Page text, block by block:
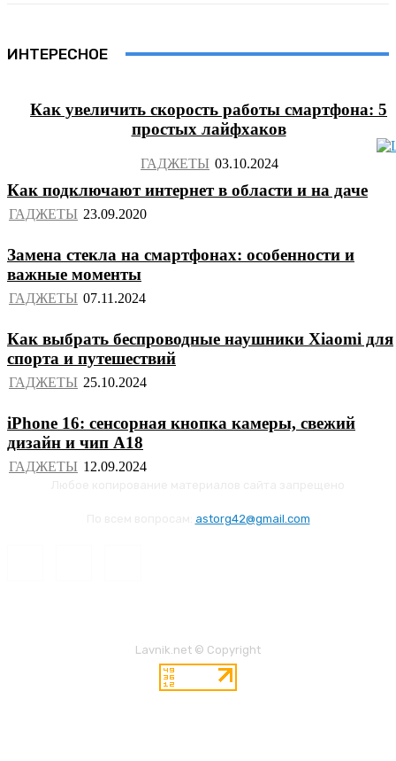
ИНТЕРЕСНОЕ
Как увеличить скорость работы смартфона: 5
простых лайфхаков
ГАДЖЕТЫ
Как подключают интернет в области и на даче
ГАДЖЕТЫ
Замена стекла на смартфонах: особенности и
важные моменты
ГАДЖЕТЫ
Как выбрать беспроводные наушники Xiaomi для
спорта и путешествий
ГАДЖЕТЫ
iPhone 16: сенсорная кнопка камеры, свежий
дизайн и чип A18
ГАДЖЕТЫ
astorg42@gmail.com
Lavnik.net © Copyright